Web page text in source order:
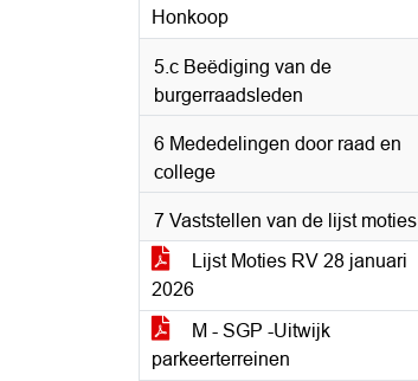
Honkoop
5.c Beëdiging van de
burgerraadsleden
6 Mededelingen door raad en
college
7 Vaststellen van de lijst moties
Lijst Moties RV 28 januari
2026
M - SGP -Uitwijk
parkeerterreinen